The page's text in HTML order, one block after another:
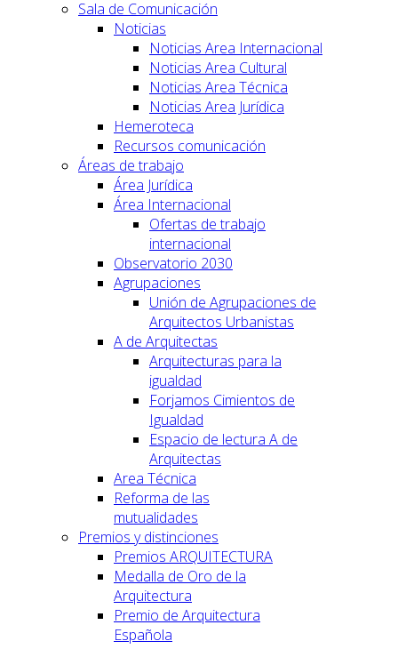
Sala de Comunicación
Noticias
Noticias Area Internacional
Noticias Area Cultural
Noticias Area Técnica
Noticias Area Jurídica
Hemeroteca
Recursos comunicación
Áreas de trabajo
Área Jurídica
Área Internacional
Ofertas de trabajo
internacional
Observatorio 2030
Agrupaciones
Unión de Agrupaciones de
Arquitectos Urbanistas
A de Arquitectas
Arquitecturas para la
igualdad
Forjamos Cimientos de
Igualdad
Espacio de lectura A de
Arquitectas
Area Técnica
Reforma de las
mutualidades
Premios y distinciones
Premios ARQUITECTURA
Medalla de Oro de la
Arquitectura
Premio de Arquitectura
Española